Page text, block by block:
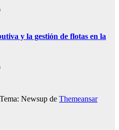
y la gestión de flotas en la
Tema: Newsup de Themeansar